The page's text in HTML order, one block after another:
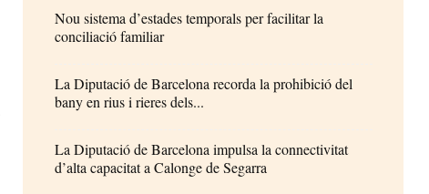
Nou sistema d’estades temporals per facilitar la
conciliació familiar
La Diputació de Barcelona recorda la prohibició del
bany en rius i rieres dels...
La Diputació de Barcelona impulsa la connectivitat
d’alta capacitat a Calonge de Segarra